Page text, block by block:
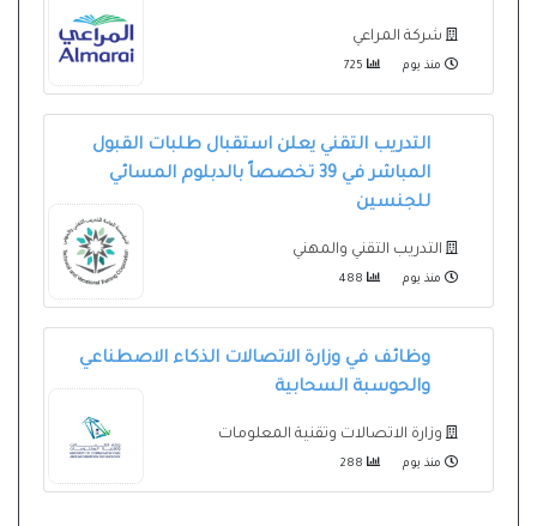
شركة المراعي
منذ يوم
التدريب التقني يعلن استقبال طلبات القبول
المباشر في 39 تخصصاً بالدبلوم المسائي
للجنسين
التدريب التقني والمهني
منذ يوم
وظائف في وزارة الاتصالات الذكاء الاصطناعي
والحوسبة السحابية
وزارة الاتصالات وتقنية المعلومات
منذ يوم